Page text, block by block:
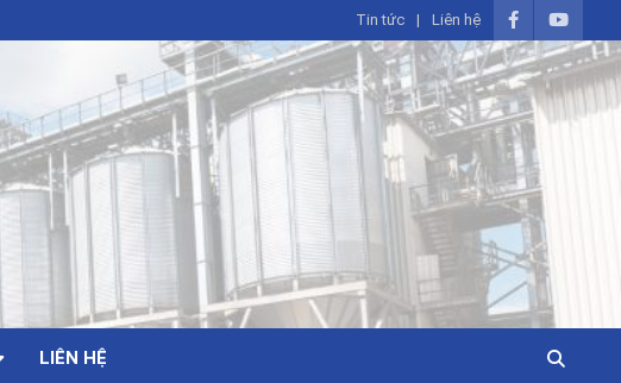
Tin tức Liên hệ
LIÊN HỆ